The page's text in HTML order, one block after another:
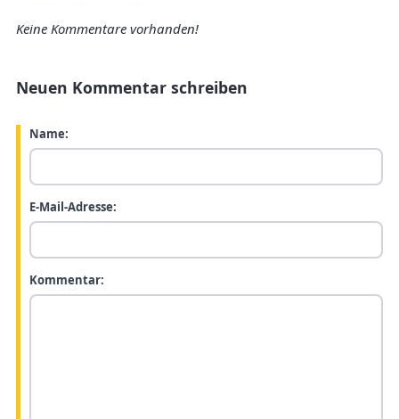
Keine Kommentare vorhanden!
Neuen Kommentar schreiben
Name:
E-Mail-Adresse:
Kommentar: